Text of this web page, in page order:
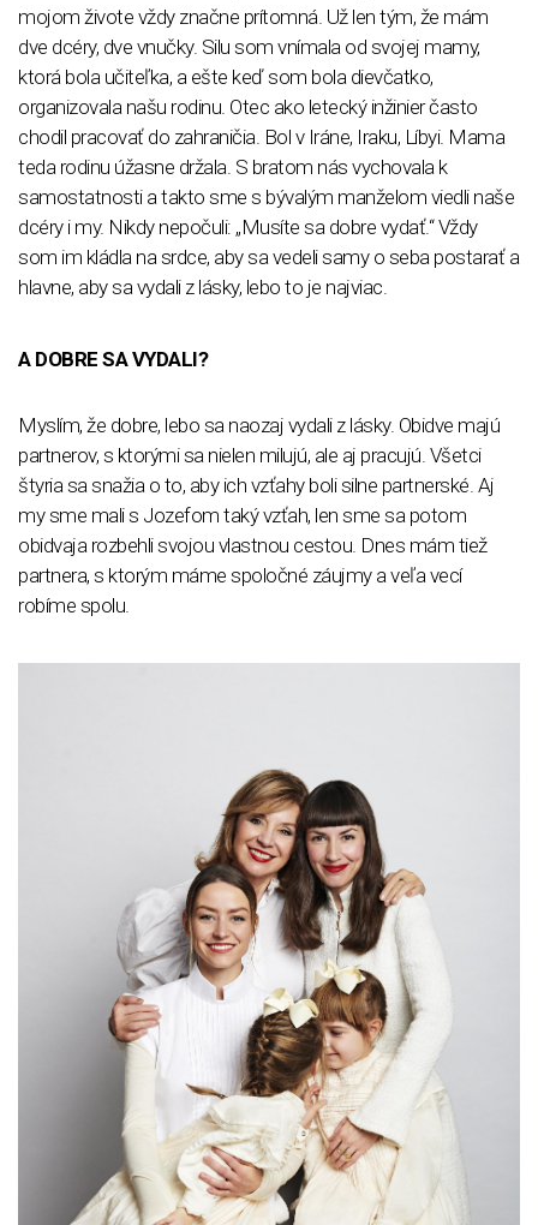
mojom živote vždy značne prítomná. Už len tým, že mám
dve dcéry, dve vnučky. Silu som vnímala od svojej mamy,
ktorá bola učiteľka, a ešte keď som bola dievčatko,
organizovala našu rodinu. Otec ako letecký inžinier často
chodil pracovať do zahraničia. Bol v Iráne, Iraku, Líbyi. Mama
teda rodinu úžasne držala. S bratom nás vychovala k
samostatnosti a takto sme s bývalým manželom viedli naše
dcéry i my. Nikdy nepočuli: „Musíte sa dobre vydať.“ Vždy
som im kládla na srdce, aby sa vedeli samy o seba postarať a
hlavne, aby sa vydali z lásky, lebo to je najviac.
A DOBRE SA VYDALI?
Myslím, že dobre, lebo sa naozaj vydali z lásky. Obidve majú
partnerov, s ktorými sa nielen milujú, ale aj pracujú. Všetci
štyria sa snažia o to, aby ich vzťahy boli silne partnerské. Aj
my sme mali s Jozefom taký vzťah, len sme sa potom
obidvaja rozbehli svojou vlastnou cestou. Dnes mám tiež
partnera, s ktorým máme spoločné záujmy a veľa vecí
robíme spolu.